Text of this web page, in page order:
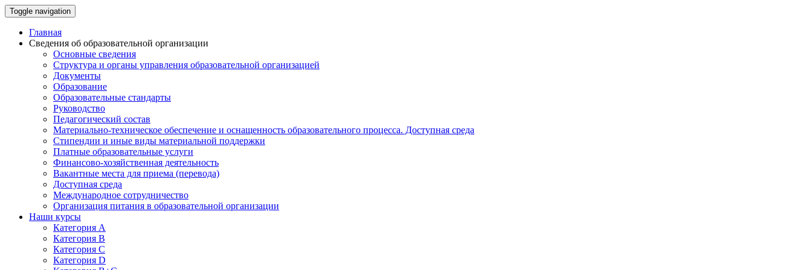
Toggle navigation
Главная
Сведения об образовательной организации
Основные сведения
Структура и органы управления образовательной организацией
Документы
Образование
Образовательные стандарты
Руководство
Педагогический состав
Материально-техническое обеспечение и оснащенность образовательного процесса. Доступная среда
Стипендии и иные виды материальной поддержки
Платные образовательные услуги
Финансово-хозяйственная деятельность
Вакантные места для приема (перевода)
Доступная среда
Международное сотрудничество
Организация питания в образовательной организации
Наши курсы
Категория А
Категория B
Категория C
Категория D